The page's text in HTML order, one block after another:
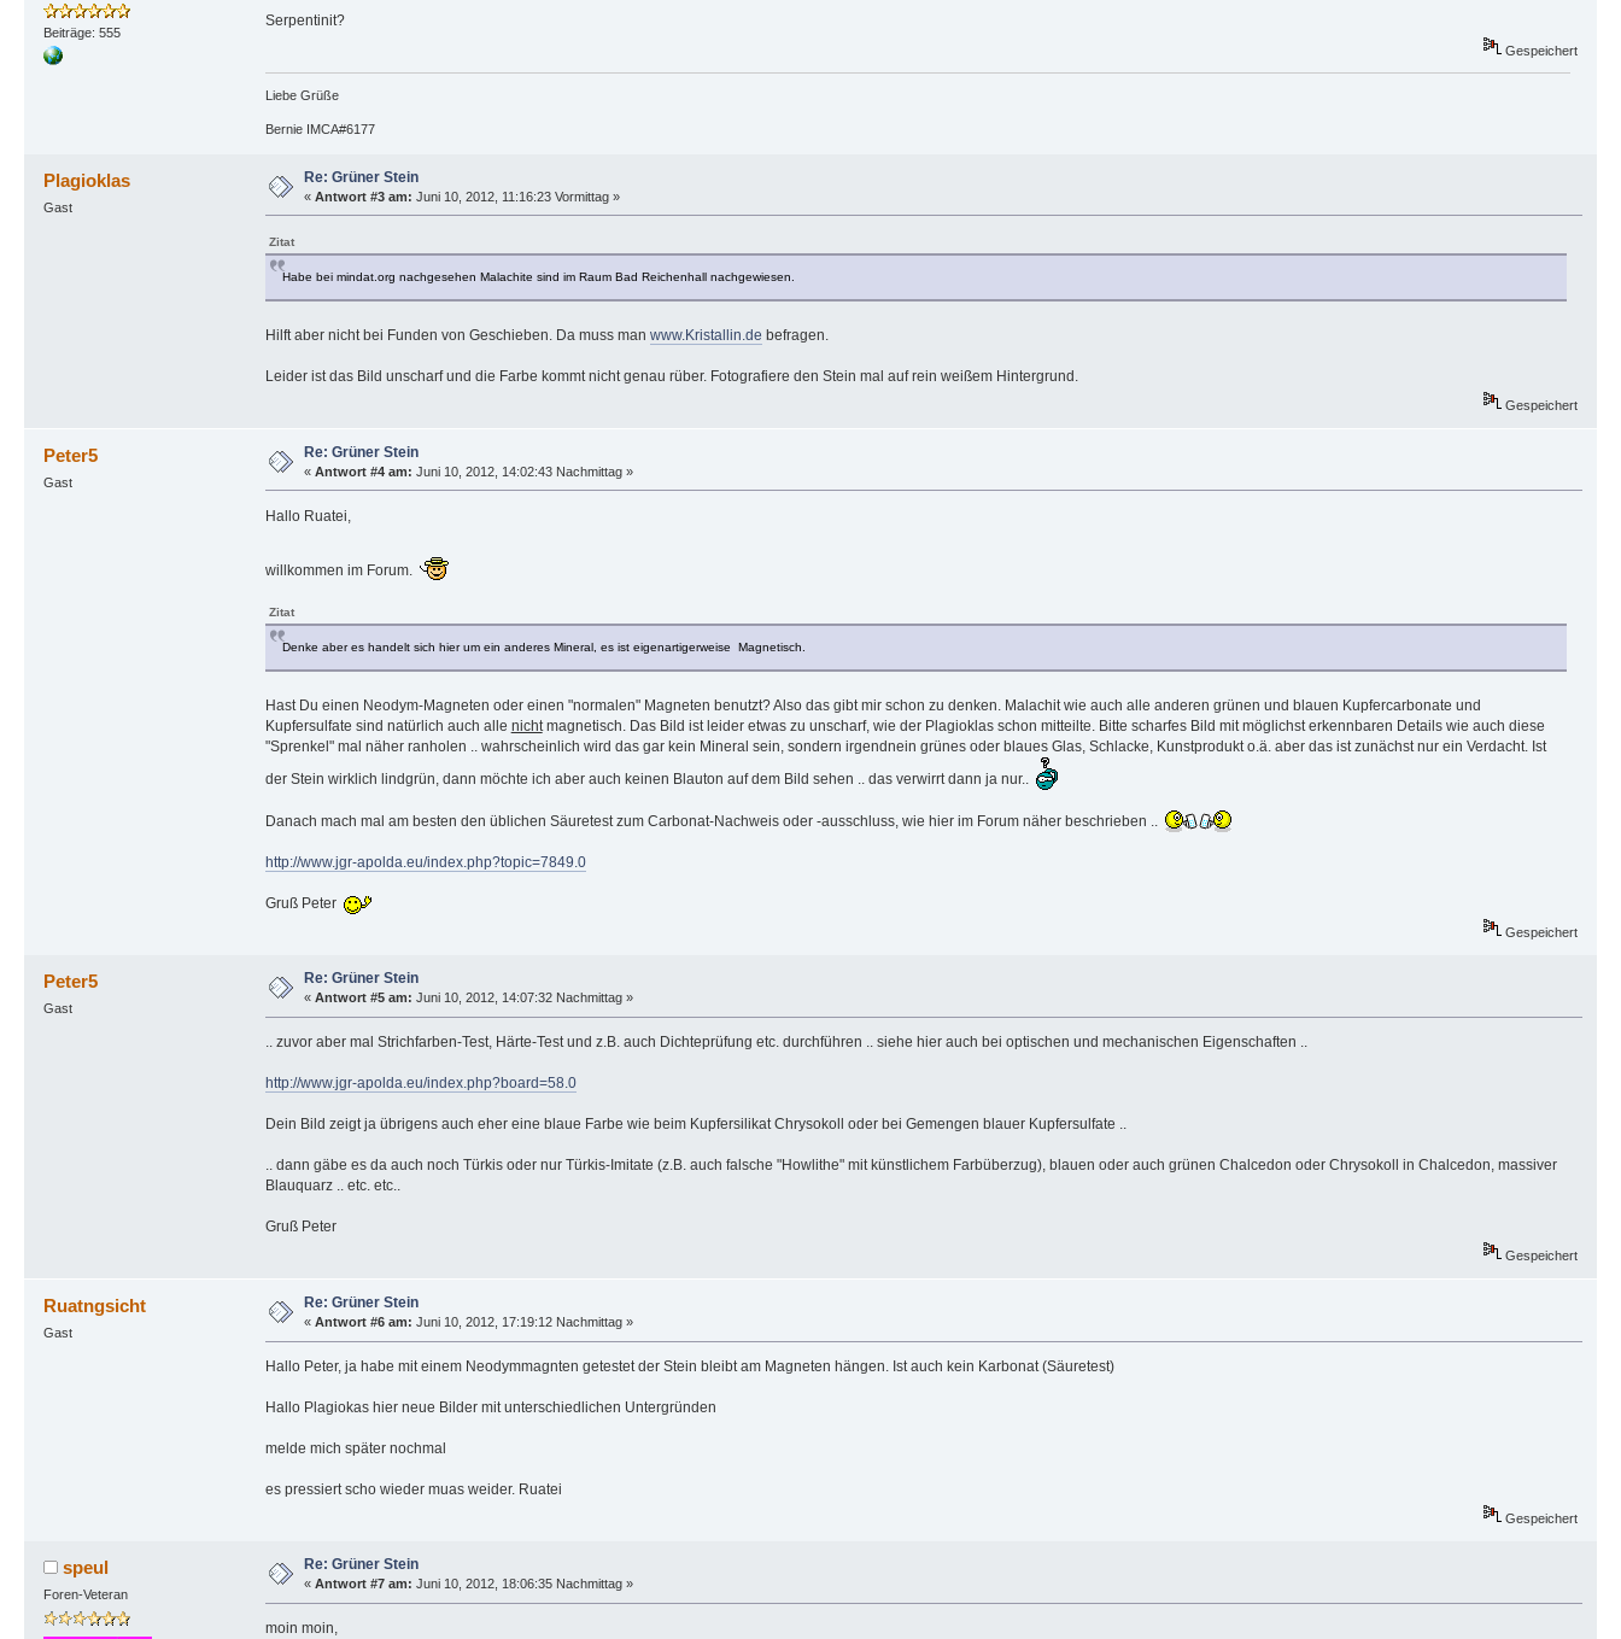
Beiträge: 555
Serpentinit?
Gespeichert
Liebe Grüße
Bernie IMCA#6177
Plagioklas
Gast
Re: Grüner Stein
« Antwort #3 am: Juni 10, 2012, 11:16:23 Vormittag »
Zitat
Habe bei mindat.org nachgesehen Malachite sind im Raum Bad Reichenhall nachgewiesen.
Hilft aber nicht bei Funden von Geschieben. Da muss man www.Kristallin.de befragen.
Leider ist das Bild unscharf und die Farbe kommt nicht genau rüber. Fotografiere den Stein mal auf rein weißem Hintergrund.
Gespeichert
Peter5
Gast
Re: Grüner Stein
« Antwort #4 am: Juni 10, 2012, 14:02:43 Nachmittag »
Hallo Ruatei,
willkommen im Forum.
Zitat
Denke aber es handelt sich hier um ein anderes Mineral, es ist eigenartigerweise Magnetisch.
Hast Du einen Neodym-Magneten oder einen "normalen" Magneten benutzt? Also das gibt mir schon zu denken. Malachit wie auch alle anderen grünen und blauen Kupfercarbonate und
Kupfersulfate sind natürlich auch alle nichtmagnetisch. Das Bild ist leider etwas zu unscharf, wie der Plagioklas schon mitteilte. Bitte scharfes Bild mit möglichst erkennbaren Details wie auch diese
"Sprenkel" mal näher ranholen .. wahrscheinlich wird das gar kein Mineral sein, sondern irgendnein grünes oder blaues Glas, Schlacke, Kunstprodukt o.ä. aber das ist zunächst nur ein Verdacht. Ist
der Stein wirklich lindgrün, dann möchte ich aber auch keinen Blauton auf dem Bild sehen .. das verwirrt dann ja nur..
Danach mach mal am besten den üblichen Säuretest zum Carbonat-Nachweis oder -ausschluss, wie hier im Forum näher beschrieben ..
http://www.jgr-apolda.eu/index.php?topic=7849.0
Gruß Peter
Gespeichert
Peter5
Gast
Re: Grüner Stein
« Antwort #5 am: Juni 10, 2012, 14:07:32 Nachmittag »
.. zuvor aber mal Strichfarben-Test, Härte-Test und z.B. auch Dichteprüfung etc. durchführen .. siehe hier auch bei optischen und mechanischen Eigenschaften ..
http://www.jgr-apolda.eu/index.php?board=58.0
Dein Bild zeigt ja übrigens auch eher eine blaue Farbe wie beim Kupfersilikat Chrysokoll oder bei Gemengen blauer Kupfersulfate ..
.. dann gäbe es da auch noch Türkis oder nur Türkis-Imitate (z.B. auch falsche "Howlithe" mit künstlichem Farbüberzug), blauen oder auch grünen Chalcedon oder Chrysokoll in Chalcedon, massiver
Blauquarz .. etc. etc..
Gruß Peter
Gespeichert
Ruatngsicht
Gast
Re: Grüner Stein
« Antwort #6 am: Juni 10, 2012, 17:19:12 Nachmittag »
Hallo Peter, ja habe mit einem Neodymmagnten getestet der Stein bleibt am Magneten hängen. Ist auch kein Karbonat (Säuretest)
Hallo Plagiokas hier neue Bilder mit unterschiedlichen Untergründen
melde mich später nochmal
es pressiert scho wieder muas weider. Ruatei
Gespeichert
speul
Foren-Veteran
Re: Grüner Stein
« Antwort #7 am: Juni 10, 2012, 18:06:35 Nachmittag »
moin moin,